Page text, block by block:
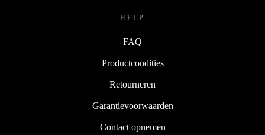
HELP
FAQ
Productcondities
Retourneren
Garantievoorwaarden
Contact opnemen